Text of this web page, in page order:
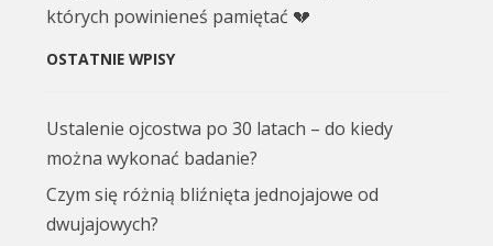
których powinieneś pamiętać 💔
OSTATNIE WPISY
Ustalenie ojcostwa po 30 latach – do kiedy
można wykonać badanie?
Czym się różnią bliźnięta jednojajowe od
dwujajowych?